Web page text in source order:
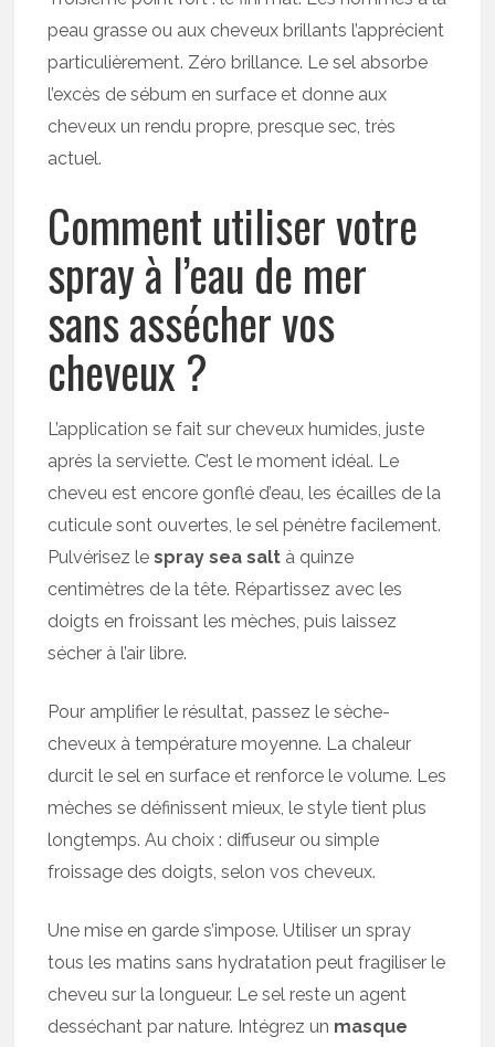
peau grasse ou aux cheveux brillants l’apprécient
particulièrement. Zéro brillance. Le sel absorbe
l’excès de sébum en surface et donne aux
cheveux un rendu propre, presque sec, très
actuel.
Comment utiliser votre
spray à l’eau de mer
sans assécher vos
cheveux ?
L’application se fait sur cheveux humides, juste
après la serviette. C’est le moment idéal. Le
cheveu est encore gonflé d’eau, les écailles de la
cuticule sont ouvertes, le sel pénètre facilement.
Pulvérisez lespray sea salt à quinze
centimètres de la tête. Répartissez avec les
doigts en froissant les mèches, puis laissez
sécher à l’air libre.
Pour amplifier le résultat, passez le sèche-
cheveux à température moyenne. La chaleur
durcit le sel en surface et renforce le volume. Les
mèches se définissent mieux, le style tient plus
longtemps. Au choix : diffuseur ou simple
froissage des doigts, selon vos cheveux.
Une mise en garde s’impose. Utiliser un spray
tous les matins sans hydratation peut fragiliser le
cheveu sur la longueur. Le sel reste un agent
desséchant par nature. Intégrez un masque